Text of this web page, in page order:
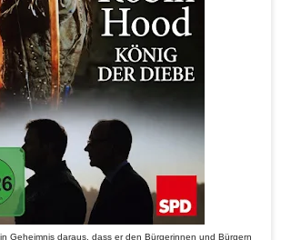
Geheimnis daraus, dass er den Bürgerinnen und Bürgern